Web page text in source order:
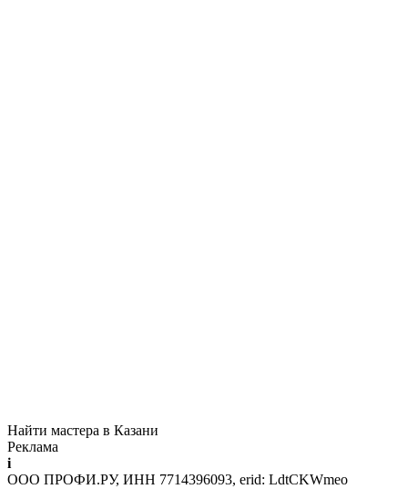
Найти мастера в Казани
Реклама
i
ООО ПРОФИ.РУ, ИНН 7714396093, erid: LdtCKWmeo